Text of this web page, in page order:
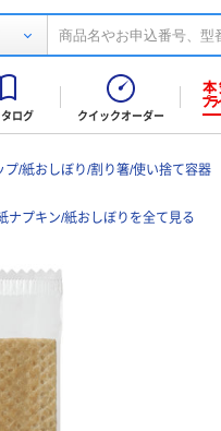
ログ クイックオーダー
プ/紙おしぼり/割り箸/使い捨て容器
ナプキン/紙おしぼりを全て見る